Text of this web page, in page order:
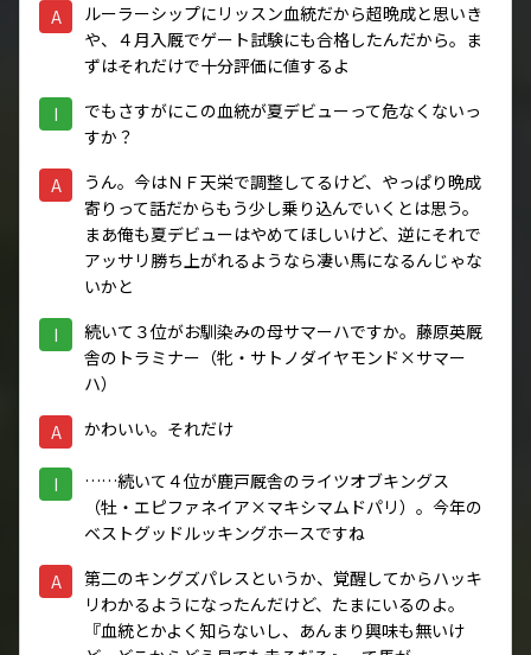
A
ルーラーシップにリッスン血統だから超晩成と思いき
や、４月入厩でゲート試験にも合格したんだから。ま
ずはそれだけで十分評価に値するよ
I
でもさすがにこの血統が夏デビューって危なくないっ
すか？
A
うん。今はＮＦ天栄で調整してるけど、やっぱり晩成
寄りって話だからもう少し乗り込んでいくとは思う。
まあ俺も夏デビューはやめてほしいけど、逆にそれで
アッサリ勝ち上がれるようなら凄い馬になるんじゃな
いかと
I
続いて３位がお馴染みの母サマーハですか。藤原英厩
舎のトラミナー（牝・サトノダイヤモンド×サマー
ハ）
A かわいい。それだけ
I
……続いて４位が鹿戸厩舎のライツオブキングス
（牡・エピファネイア×マキシマムドパリ）。今年の
ベストグッドルッキングホースですね
A
第二のキングズパレスというか、覚醒してからハッキ
リわかるようになったんだけど、たまにいるのよ。
『血統とかよく知らないし、あんまり興味も無いけ